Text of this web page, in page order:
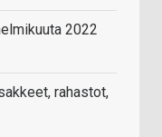
2022
rahastot,